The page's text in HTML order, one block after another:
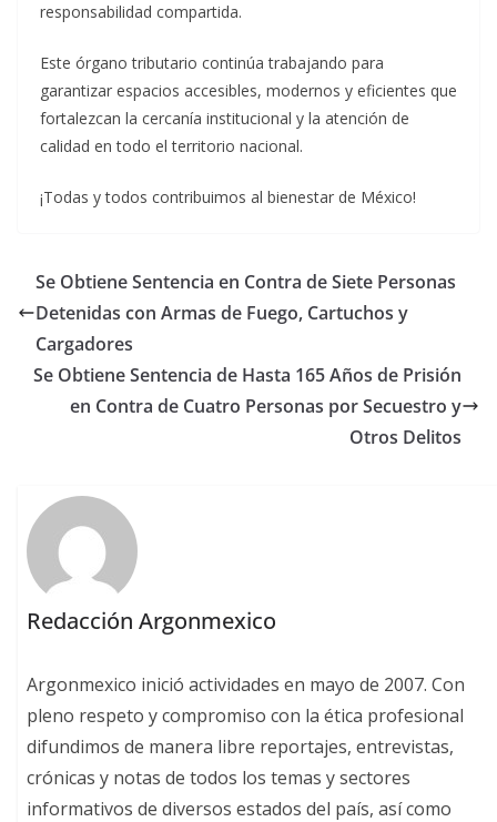
responsabilidad compartida.
Este órgano tributario continúa trabajando para
garantizar espacios accesibles, modernos y eficientes que
fortalezcan la cercanía institucional y la atención de
calidad en todo el territorio nacional.
¡Todas y todos contribuimos al bienestar de México!
Se Obtiene Sentencia en Contra de Siete Personas
Detenidas con Armas de Fuego, Cartuchos y
Cargadores
Se Obtiene Sentencia de Hasta 165 Años de Prisión
en Contra de Cuatro Personas por Secuestro y
Otros Delitos
Redacción Argonmexico
Argonmexico inició actividades en mayo de 2007. Con
pleno respeto y compromiso con la ética profesional
difundimos de manera libre reportajes, entrevistas,
crónicas y notas de todos los temas y sectores
informativos de diversos estados del país, así como